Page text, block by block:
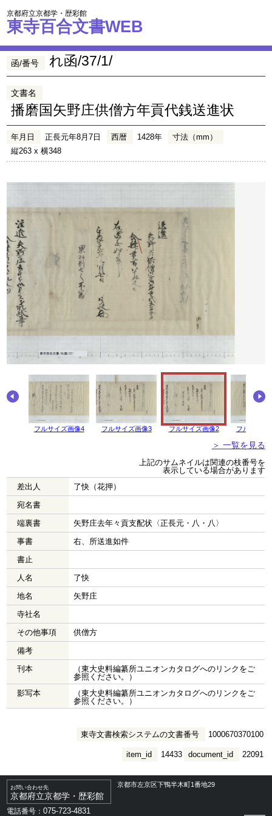
京都府立京都学・歴彩館
東寺百合文書WEB
函/番号 れ函/37/1/
文書名
播磨国矢野庄供僧方年貢代銭送進状
年月日 正長元年8月7日 西暦 1428年
寸法（mm）
縦263 x 横348
フルサイズ画像4 フルサイズ画像3 フルサイズ画像2 フルサイズ
＞ 一覧を見る
上記のサムネイルは関連の枝番号を
表示している場合があります
差出人
了快（花押）
宛名書
端裏書
矢野庄去年々貢支配状〈正長元・八・八〉
事書
右、所送進如件
書止
人名
了快
地名
矢野庄
寺社名
その他事項
供僧方
備考
刊本
（東大史料編纂所ユニオンカタログへのリンクをご
参照ください。）
影写本
（東大史料編纂所ユニオンカタログへのリンクをご
参照ください。）
東寺文書検索システムの文書番号 1000670370100
document_id 22091
item_id 14433
お問い合わせ先
京都府立京都学・歴彩館
京都市左京区下鴨半木町1番地29
電話番号：075-723-4831